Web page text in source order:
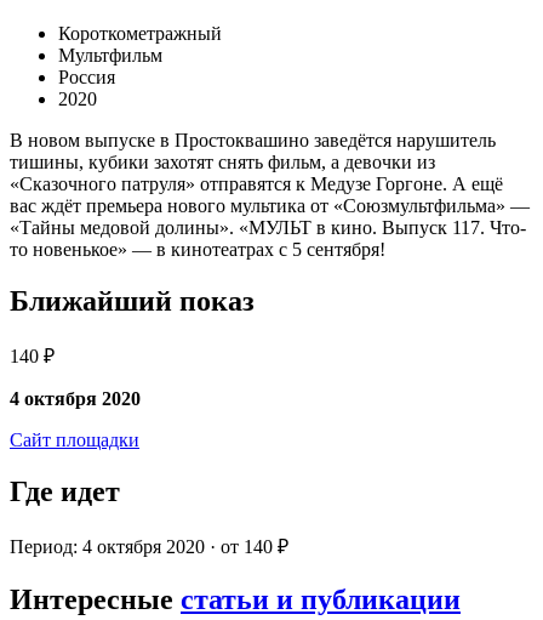
Короткометражный
Мультфильм
Россия
2020
В новом выпуске в Простоквашино заведётся нарушитель
тишины, кубики захотят снять фильм, а девочки из
«Сказочного патруля» отправятся к Медузе Горгоне. А ещё
вас ждёт премьера нового мультика от «Союзмультфильма» —
«Тайны медовой долины». «МУЛЬТ в кино. Выпуск 117. Что-
то новенькое» — в кинотеатрах с 5 сентября!
Ближайший показ
140 ₽
4 октября 2020
Сайт площадки
Где идет
Период: 4 октября 2020 · от 140 ₽
Интересные статьи и публикации